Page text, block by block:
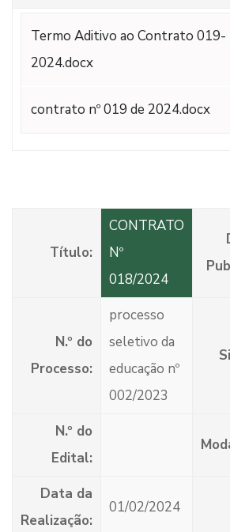
Termo Aditivo ao Contrato 019-
2024.docx
contrato nº 019 de 2024.docx
Título:
CONTRATO
Nº
018/2024
N.º do
Processo:
processo
seletivo da
educação nº
002/2023
N.º do
Edital:
Data da
Realização:
01/02/2024